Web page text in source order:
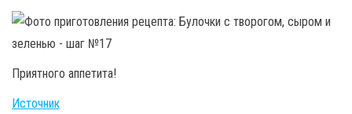
Приятного аппетита!
Источник